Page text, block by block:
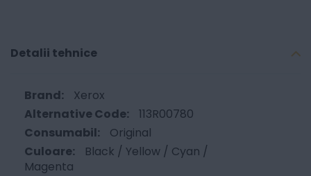
Detalii tehnice
Xerox
113R00780
Original
Black / Yellow / Cyan /
Magenta